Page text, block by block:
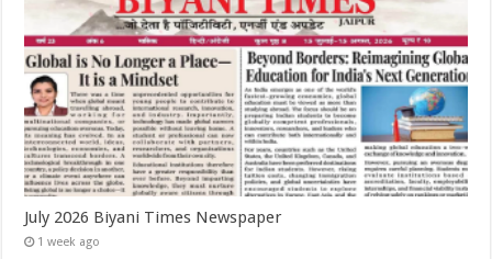
July 2026 Biyani Times Newspaper
1 week ago